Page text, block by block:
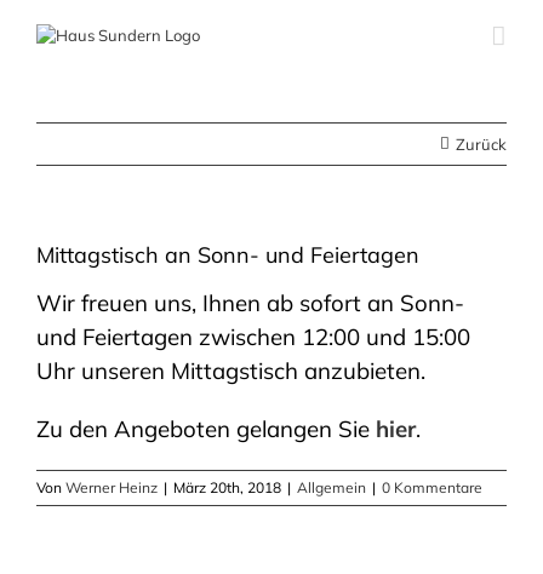
Inhalt
Zurück
Mittagstisch an Sonn- und Feiertagen
Wir freuen uns, Ihnen ab sofort an Sonn-
und Feiertagen zwischen 12:00 und 15:00
Uhr unseren Mittagstisch anzubieten.
Zu den Angeboten gelangen Sie hier.
Von Werner Heinz | März 20th, 2018 | Allgemein | 0 Kommentare